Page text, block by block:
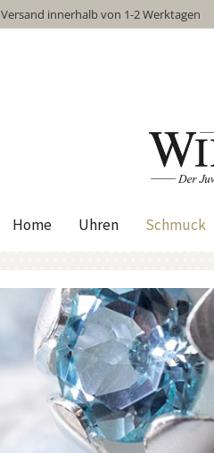
Versand innerhalb von 1-2 Werktagen
Home Uhren Schmuck